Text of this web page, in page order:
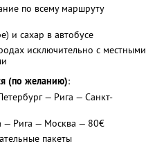
по всему маршруту
и сахар в автобусе
исключительно с местными
(по желанию):
— Рига — Санкт-
— Рига — Москва — 80€
пакеты